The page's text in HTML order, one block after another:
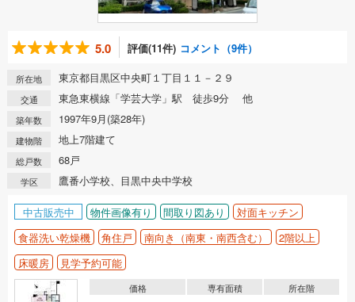
5.0 評価(11件) コメント（9件）
所在地 東京都目黒区中央町１丁目１１－２９
交通 東急東横線「学芸大学」駅 徒歩9分 他
築年数 1997年9月(築28年)
建物階 地上7階建て
総戸数 68戸
学区 鷹番小学校、目黒中央中学校
中古販売中 物件画像有り 間取り図あり
対面キッチン
食器洗い乾燥機
角住戸 南向き（南東・南西含む）
2階以上
床暖房
見学予約可能
価格 専有面積 所在階